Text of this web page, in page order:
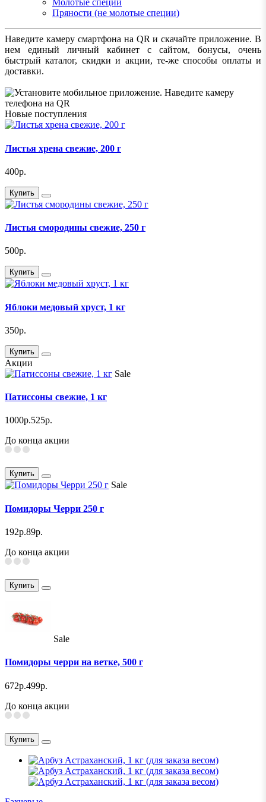
Молотые специи
Пряности (не молотые специи)
Наведите камеру смартфона на QR и скачайте приложение. В
нем единый личный кабинет с сайтом, бонусы, очень
быстрый каталог, скидки и акции, те-же способы оплаты и
доставки.
Новые поступления
Листья хрена свежие, 200 г
400р.
Купить
Листья смородины свежие, 250 г
500р.
Купить
Яблоки медовый хруст, 1 кг
350р.
Купить
Акции
Sale
Патиссоны свежие, 1 кг
1000р.525р.
До конца акции
Купить
Sale
Помидоры Черри 250 г
192р.89р.
До конца акции
Купить
Sale
Помидоры черри на ветке, 500 г
672р.499р.
До конца акции
Купить